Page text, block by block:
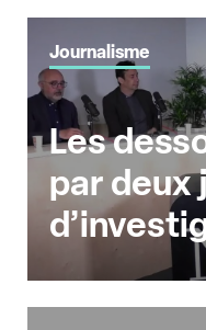
Journalisme
Les
par deux